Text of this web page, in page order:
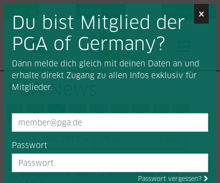
Job-Portal
PGA News
Previous (Zurück)
1 2 3 4 5 6 Next Last
International Team Championship: Platz
×
Du bist Mitglied der
PGA of Germany?
Dann melde dich gleich mit deinen Daten an und
erhalte direkt Zugang zu allen Infos exklusiv für
Mitglieder.
Passwort
Passwort vergessen?